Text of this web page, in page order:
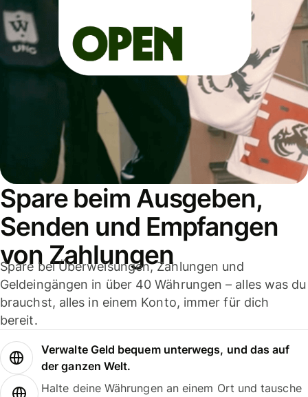
Spare beim Ausgeben,
Senden und Empfangen
von Zahlungen
Spare bei Überweisungen, Zahlungen und
Geldeingängen in über 40 Währungen – alles was du
brauchst, alles in einem Konto, immer für dich
bereit.
Verwalte Geld bequem unterwegs, und das auf
der ganzen Welt.
Halte deine Währungen an einem Ort und tausche